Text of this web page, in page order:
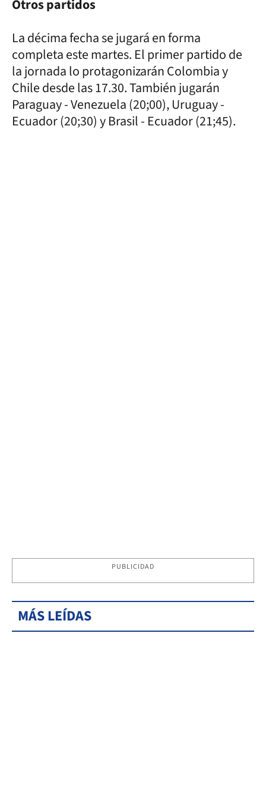
Otros partidos
La décima fecha se jugará en forma
completa este martes. El primer partido de
la jornada lo protagonizarán Colombia y
Chile desde las 17.30. También jugarán
Paraguay - Venezuela (20;00), Uruguay -
Ecuador (20;30) y Brasil - Ecuador (21;45).
PUBLICIDAD
MÁS LEÍDAS